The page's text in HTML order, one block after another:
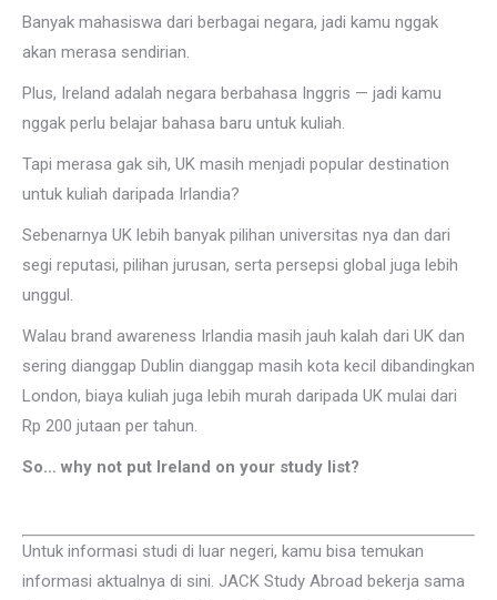
Banyak mahasiswa dari berbagai negara, jadi kamu nggak
akan merasa sendirian.
Plus, Ireland adalah negara berbahasa Inggris — jadi kamu
nggak perlu belajar bahasa baru untuk kuliah.
Tapi merasa gak sih, UK masih menjadi popular destination
untuk kuliah daripada Irlandia?
Sebenarnya UK lebih banyak pilihan universitas nya dan dari
segi reputasi, pilihan jurusan, serta persepsi global juga lebih
unggul.
Walau brand awareness Irlandia masih jauh kalah dari UK dan
sering dianggap Dublin dianggap masih kota kecil dibandingkan
London, biaya kuliah juga lebih murah daripada UK mulai dari
Rp 200 jutaan per tahun.
So… why not put Ireland on your study list?
Untuk informasi studi di luar negeri, kamu bisa temukan
informasi aktualnya di sini. JACK Study Abroad bekerja sama